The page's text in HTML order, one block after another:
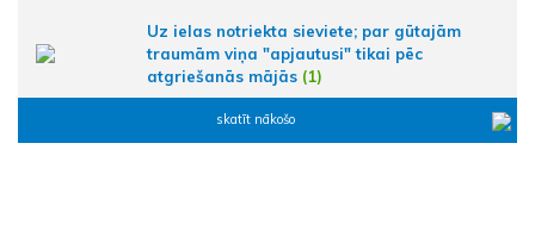
Uz ielas notriekta sieviete; par gūtajām
traumām viņa "apjautusi" tikai pēc
atgriešanās mājās (1)
skatīt nākošo